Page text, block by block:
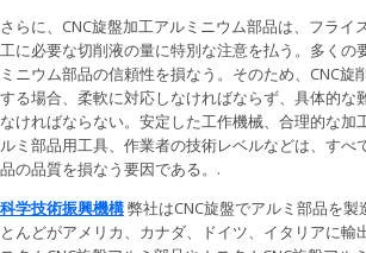
さらに、CNC旋盤加工アルミニウム部品は、フライ
工に必要な切削液の量に特別な注意を払う。多くの
ミニウム部品の信頼性を損なう。そのため、CNC旋
する場合、柔軟に対応しなければならず、具体的な
なければならない。安定した工作機械、合理的な加
ルミ部品用工具、作業者の技術レベルなどは、すべ
品の品質を損なう要因である。.
科学技術振興機構弊社はCNC旋盤でアルミ部品を製
とんどがアメリカ、カナダ、ドイツ、イタリアに輸